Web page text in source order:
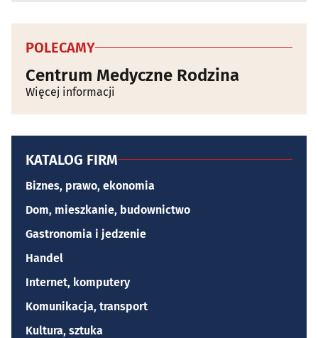
POLECAMY
Centrum Medyczne Rodzina
Więcej informacji
KATALOG FIRM
Biznes, prawo, ekonomia
Dom, mieszkanie, budownictwo
Gastronomia i jedzenie
Handel
Internet, komputery
Komunikacja, transport
Kultura, sztuka